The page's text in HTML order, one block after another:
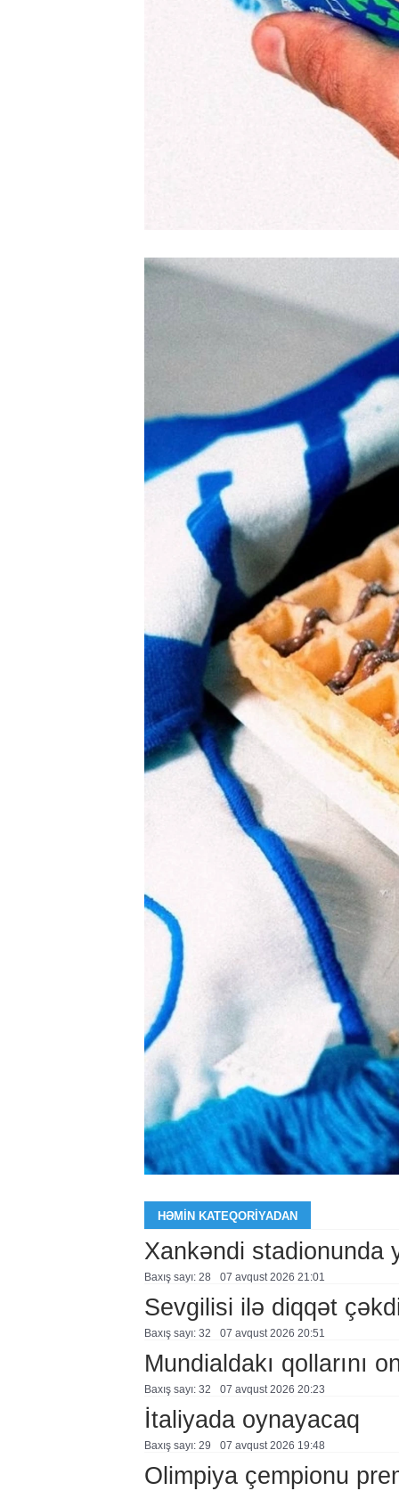
HƏMIN KATEQORIYADAN
Xankəndi stadionunda
Baxış sayı: 28 07 avqust 2026 21:01
Sevgilisi ilə diqqət
Baxış sayı: 32 07 avqust 2026 20:51
Mundialdakı qollarını
Baxış sayı: 32 07 avqust 2026 20:23
İtaliyada oynayacaq
Baxış sayı: 29 07 avqust 2026 19:48
Olimpiya çempionu